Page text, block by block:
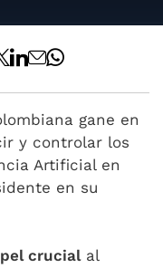
gane en
y controlar los
Artificial en
en su
crucialal